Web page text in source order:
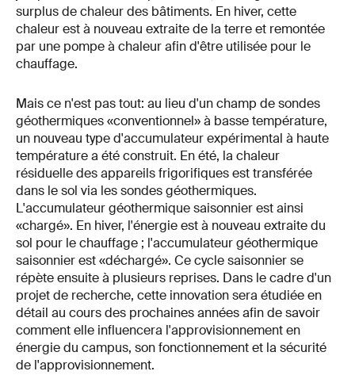
surplus de chaleur des bâtiments. En hiver, cette
chaleur est à nouveau extraite de la terre et remontée
par une pompe à chaleur afin d'être utilisée pour le
chauffage.
Mais ce n'est pas tout: au lieu d'un champ de sondes
géothermiques «conventionnel» à basse température,
un nouveau type d'accumulateur expérimental à haute
température a été construit. En été, la chaleur
résiduelle des appareils frigorifiques est transférée
dans le sol via les sondes géothermiques.
L'accumulateur géothermique saisonnier est ainsi
«chargé». En hiver, l'énergie est à nouveau extraite du
sol pour le chauffage ; l'accumulateur géothermique
saisonnier est «déchargé». Ce cycle saisonnier se
répète ensuite à plusieurs reprises. Dans le cadre d'un
projet de recherche, cette innovation sera étudiée en
détail au cours des prochaines années afin de savoir
comment elle influencera l'approvisionnement en
énergie du campus, son fonctionnement et la sécurité
de l'approvisionnement.